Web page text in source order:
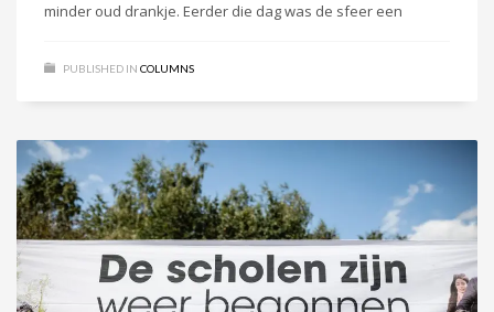
minder oud drankje. Eerder die dag was de sfeer een
PUBLISHED IN COLUMNS